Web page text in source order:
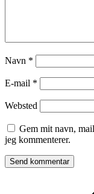
Navn *
E-mail *
Websted
Gem mit navn,
jeg kommenterer.